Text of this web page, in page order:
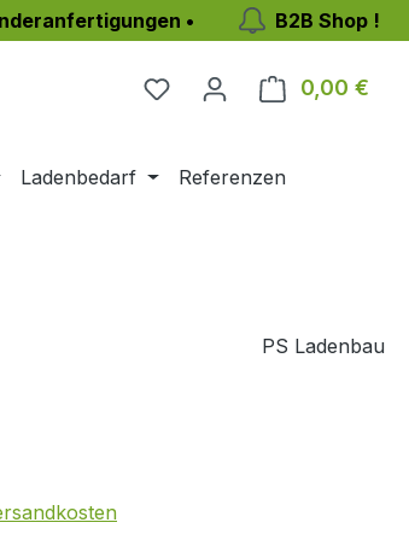
• B2B Shop !
0,00 €
Ladenbedarf
Referenzen
PS Ladenbau